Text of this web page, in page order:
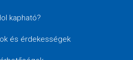
kapható?
és érdekességek